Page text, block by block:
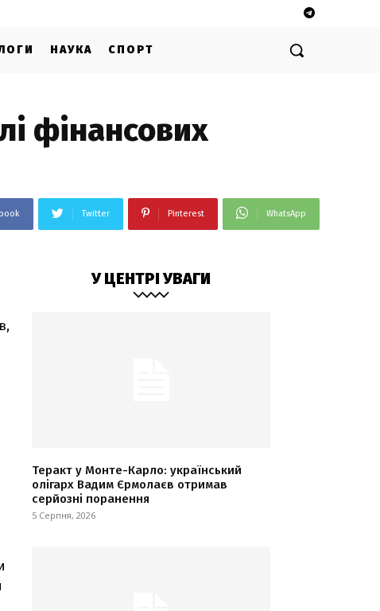
НАУКА СПОРТ
фінансових
Twitter Pinterest WhatsApp
У ЦЕНТРІ УВАГИ
Теракт у Монте-Карло: український
олігарх Вадим Єрмолаєв отримав
серйозні поранення
5 Серпня, 2026